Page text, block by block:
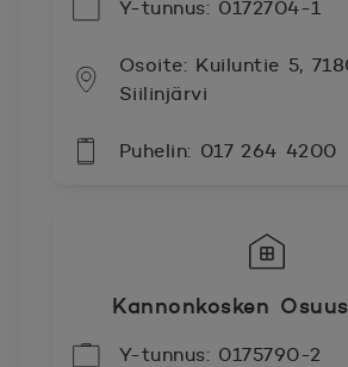
Y-tunnus: 0172704-1
Osoite: Kuiluntie 5,
Siilinjärvi
Puhelin: 017 264 4200
Kannonkosken
Y-tunnus: 0175790-2